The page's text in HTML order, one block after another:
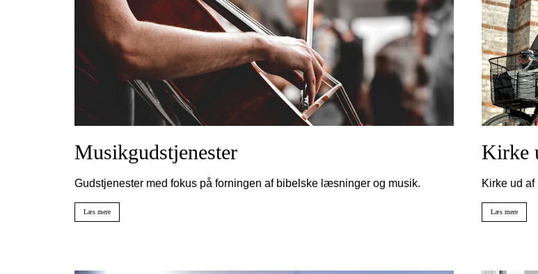
Musikgudstjenester
Gudstjenester med fokus på forningen af bibelske læsninger og musik.
Læs mere
Kirke
Kirke ud
Læs mere